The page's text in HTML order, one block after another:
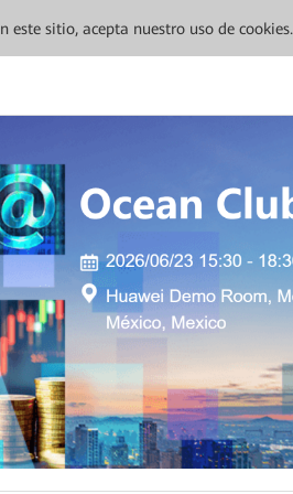
este sitio, acepta nuestro uso de cookies.